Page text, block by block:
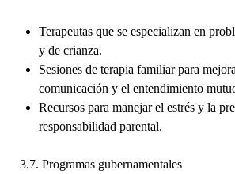
Terapeutas que se especializan en
y de crianza.
Sesiones de terapia familiar para
comunicación y el entendimiento
Recursos para manejar el estrés y la
responsabilidad parental.
3.7. Programas gubernamentales